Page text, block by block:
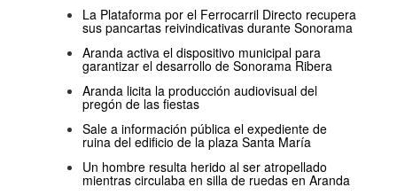
La Plataforma por el Ferrocarril Directo recupera
sus pancartas reivindicativas durante Sonorama
Aranda activa el dispositivo municipal para
garantizar el desarrollo de Sonorama Ribera
Aranda licita la producción audiovisual del
pregón de las fiestas
Sale a información pública el expediente de
ruina del edificio de la plaza Santa María
Un hombre resulta herido al ser atropellado
mientras circulaba en silla de ruedas en Aranda